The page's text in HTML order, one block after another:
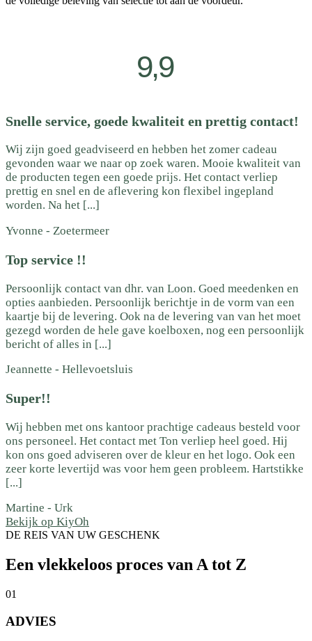
9,9
Snelle service, goede kwaliteit en prettig contact!
Wij zijn goed geadviseerd en hebben het zomer cadeau
gevonden waar we naar op zoek waren. Mooie kwaliteit van
de producten tegen een goede prijs. Het contact verliep
prettig en snel en de aflevering kon flexibel ingepland
worden. Na het [...]
Yvonne - Zoetermeer
Top service !!
Persoonlijk contact van dhr. van Loon. Goed meedenken en
opties aanbieden. Persoonlijk berichtje in de vorm van een
kaartje bij de levering. Ook na de levering van van het moet
gezegd worden de hele gave koelboxen, nog een persoonlijk
bericht of alles in [...]
Jeannette - Hellevoetsluis
Super!!
Wij hebben met ons kantoor prachtige cadeaus besteld voor
ons personeel. Het contact met Ton verliep heel goed. Hij
kon ons goed adviseren over de kleur en het logo. Ook een
zeer korte levertijd was voor hem geen probleem. Hartstikke
[...]
Martine - Urk
Bekijk op KiyOh
DE REIS VAN UW GESCHENK
Een vlekkeloos proces van A tot Z
01
ADVIES